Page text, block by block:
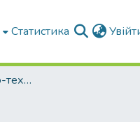
Статистика
Факультет Механіко-технологічний